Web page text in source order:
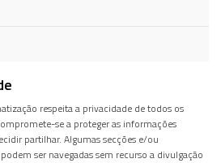
respeita a privacidade de todos os
se a proteger as informações
partilhar. Algumas secções e/ou
ser navegadas sem recurso a divulgação